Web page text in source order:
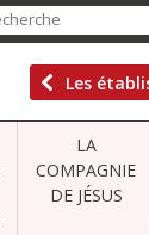
Les
LA
COMPAGNIE
DE JÉSUS